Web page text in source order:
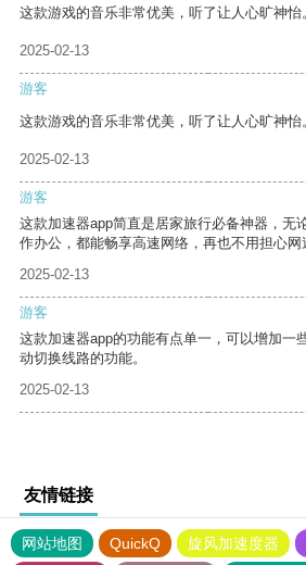
这款游戏的音乐非常优美，听了让人心旷神怡
2025-02-13
游客
这款游戏的音乐非常优美，听了让人心旷神怡
2025-02-13
游客
这款加速器app简直是居家旅行必备神器，无
作办公，都能畅享高速网络，再也不用担心网
2025-02-13
游客
这款加速器app的功能有点单一，可以增加一
动切换线路的功能。
2025-02-13
友情链接
网站地图 QuickQ 旋风加速度器